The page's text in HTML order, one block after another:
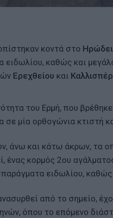
κοντά στο
ειδωλίου, καθώς και
Ερεχθείου και
του Ερμή, που
σε μία ορθογώνια κτιστή
άνω και κάτω άκρων, τα
ένας κορμός 2ου
ειδωλίου,
από το σημείο,
όπου το επόμενο